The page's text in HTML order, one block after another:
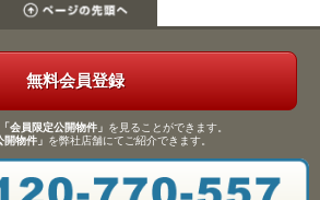
無料会員登録
「会員限定公開物件」 を見ることができます。
開物件」 を弊社店舗にてご紹介できます。